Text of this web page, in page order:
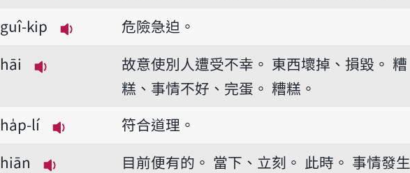
播放音讀guî-ki
guî-kip
播放音讀guî-kip
危險急迫。
hāi
故意使別人遭受不幸。 東西壞掉、損毀。 糟
糕、事情不好、完蛋。 糟糕。
ha̍p-lí
播放音讀ha̍p-lí
符合道理。
hiān
目前便有的。 當下、立刻。 此時。 事情發生